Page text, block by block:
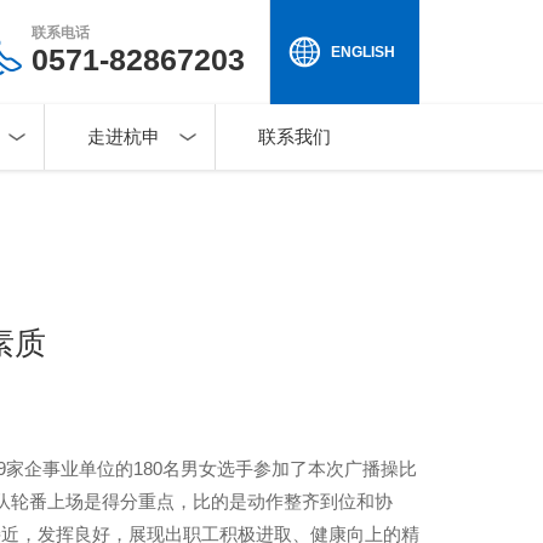
联系电话
0571-82867203 ENGLISH
走进杭申 联系我们
质
家企事业单位的180名男女选手参加了本次广播操比
番上场是得分重点，比的是动作整齐到位和协
，发挥良好，展现出职工积极进取、健康向上的精